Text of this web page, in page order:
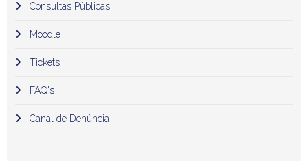
Consultas Públicas
Moodle
Tickets
FAQ's
Canal de Denúncia